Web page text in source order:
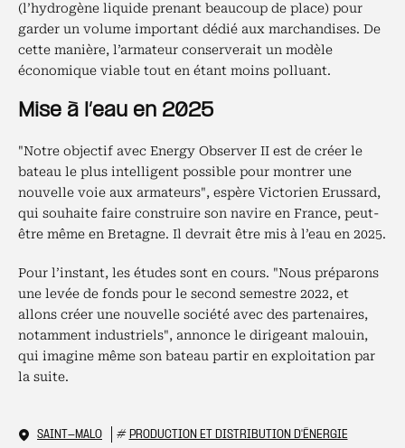
(l’hydrogène liquide prenant beaucoup de place) pour
garder un volume important dédié aux marchandises. De
cette manière, l’armateur conserverait un modèle
économique viable tout en étant moins polluant.
Mise à l’eau en 2025
"Notre objectif avec Energy Observer II est de créer le
bateau le plus intelligent possible pour montrer une
nouvelle voie aux armateurs", espère Victorien Erussard,
qui souhaite faire construire son navire en France, peut-
être même en Bretagne. Il devrait être mis à l’eau en 2025.
Pour l’instant, les études sont en cours. "Nous préparons
une levée de fonds pour le second semestre 2022, et
allons créer une nouvelle société avec des partenaires,
notamment industriels", annonce le dirigeant malouin,
qui imagine même son bateau partir en exploitation par
la suite.
SAINT-MALO # PRODUCTION ET DISTRIBUTION D'ÉNERGIE